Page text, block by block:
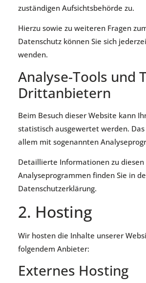
zuständigen Aufsichtsbehörde zu.
Hierzu sowie zu weiteren Fragen
Datenschutz können Sie sich
wenden.
Analyse-Tools und
Dritt­anbietern
Beim Besuch dieser Website kann
statistisch ausgewertet werden.
allem mit sogenannten
Detaillierte Informationen zu diesen
Analyseprogrammen finden Sie in
Datenschutzerklärung.
2. Hosting
Wir hosten die Inhalte unserer
folgendem Anbieter:
Externes Hosting